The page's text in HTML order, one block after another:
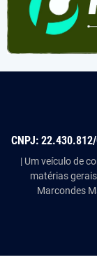
CNPJ: 22.430.812/
| Um veículo de
matérias
Marcondes